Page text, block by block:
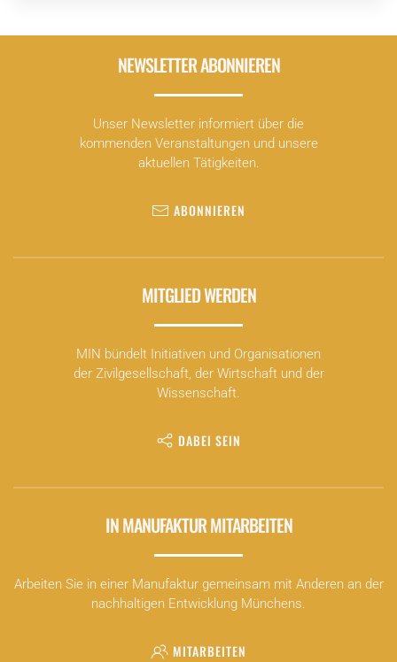
NEWSLETTER ABONNIEREN
Unser Newsletter informiert über die
kommenden Veranstaltungen und unsere
aktuellen Tätigkeiten.
ABONNIEREN
MITGLIED WERDEN
MIN bündelt Initiativen und Organisationen
der Zivilgesellschaft, der Wirtschaft und der
Wissenschaft.
DABEI SEIN
IN MANUFAKTUR MITARBEITEN
Arbeiten Sie in einer Manufaktur gemeinsam mit Anderen an der
nachhaltigen Entwicklung Münchens.
MITARBEITEN